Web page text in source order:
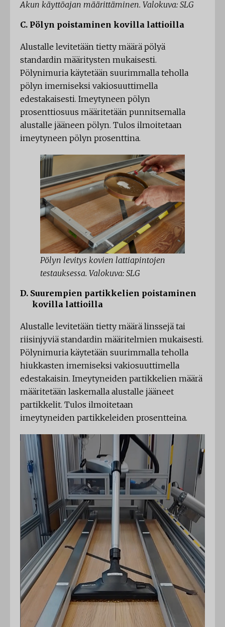
Akun käyttöajan määrittäminen. Valokuva: SLG
C. Pölyn poistaminen kovilla lattioilla
Alustalle levitetään tietty määrä pölyä
standardin määritysten mukaisesti.
Pölynimuria käytetään suurimmalla teholla
pölyn imemiseksi vakiosuuttimella
edestakaisesti. Imeytyneen pölyn
prosenttiosuus määritetään punnitsemalla
alustalle jääneen pölyn. Tulos ilmoitetaan
imeytyneen pölyn prosenttina.
Pölyn levitys kovien lattiapintojen
testauksessa. Valokuva: SLG
D. Suurempien partikkelien poistaminen
kovilla lattioilla
Alustalle levitetään tietty määrä linssejä tai
riisinjyviä standardin määritelmien mukaisesti.
Pölynimuria käytetään suurimmalla teholla
hiukkasten imemiseksi vakiosuuttimella
edestakaisin. Imeytyneiden partikkelien määrä
määritetään laskemalla alustalle jääneet
partikkelit. Tulos ilmoitetaan
imeytyneiden partikkeleiden prosentteina.